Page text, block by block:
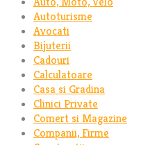
Autoturisme
Avocati
Bijuterii
Cadouri
Calculatoare
Casa si Gradina
Clinici Private
Comert si Magazine
Companii, Firme